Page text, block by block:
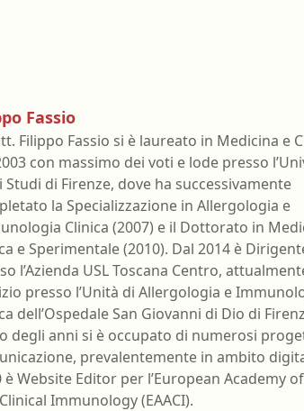
Fassio
Filippo Fassio si è laureato in Medicina e
con massimo dei voti e lode presso
Studi di Firenze, dove ha successivamente
la Specializzazione in Allergologia e
Clinica (2007) e il Dottorato in
e Sperimentale (2010). Dal 2014 è
l’Azienda USL Toscana Centro,
presso l’Unità di Allergologia e
dell’Ospedale San Giovanni di Dio di
degli anni si è occupato di numerosi
prevalentemente in ambito
è Website Editor per l’European Academy
Immunology (EAACI).